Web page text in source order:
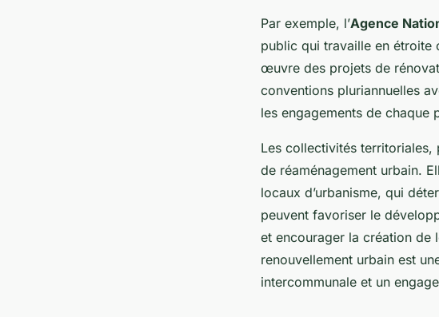
Par exemple, l’Agence
public qui travaille en étroite
œuvre des projets de
conventions pluriannuelles
les engagements de chaque
Les collectivités
de réaménagement urbain.
locaux d’urbanisme, qui
peuvent favoriser le
et encourager la création de
renouvellement urbain est
intercommunale et un